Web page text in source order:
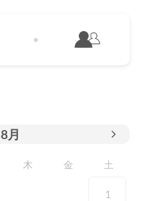
8月
木 金 土
1